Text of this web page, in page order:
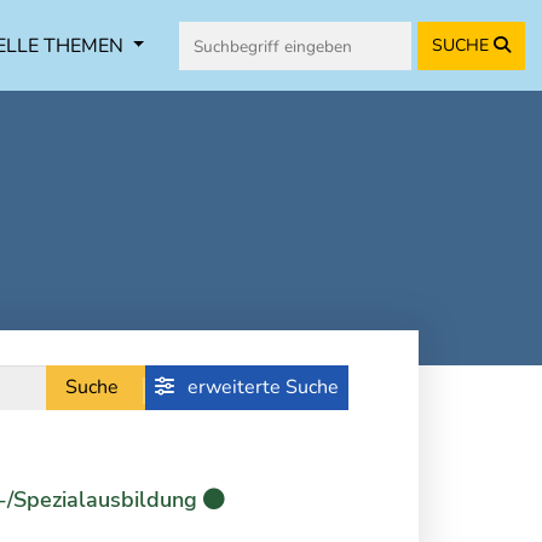
THEMEN SUCHE
Suche erweiterte Suche
Spezialausbildung